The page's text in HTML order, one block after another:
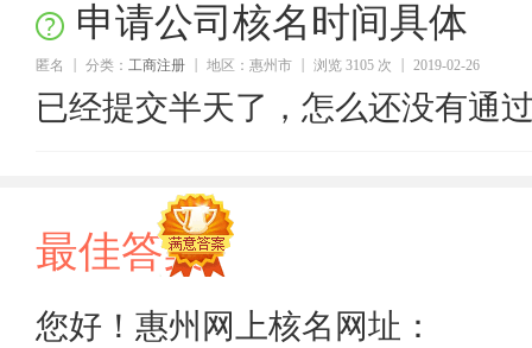
申请公司核名时间具体
匿名 分类： 工商注册 地区：惠州市 浏览 3105 次 2019-02-26
已经提交半天了，怎么还没有通
最佳答案
您好！惠州网上核名网址：